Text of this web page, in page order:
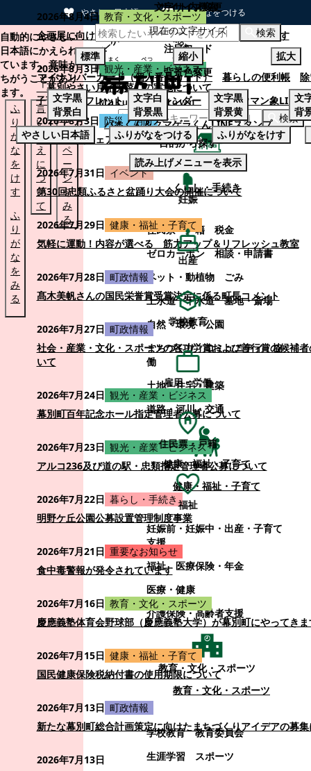
やさしい日本語 ひらがなをつける
本文へスキップする
自動的にやさしい
日本語にかえられ
ています。意味が
ちがうことがあり
ます。
ふ
り
が
な
を
け
す
ふ
り
が
な
を
み
る
言
い
替
え
に
つ
い
て
も
と
の
ペ
ー
ジ
を
み
る
検索
くらし・手続き
くらし・手続き
住民票・戸籍
税金
ゼロカーボン
相談・申請書
ペット・動植物
ごみ
上水道・下水道
墓地・斎場
自然・環境・公園
まちづくり・コミュニティ・協
働
土地・住宅・建築
道路・河川・交通
健康・福祉・子育て
健康・福祉・子育て
妊娠前・妊娠中・出産・子育て
支援
福祉
医療保険・年金
医療・健康
介護保険・高齢者支援
教育・文化・スポーツ
教育・文化・スポーツ
学校教育
教育委員会
生涯学習
スポーツ
2026年8月4日 教育・文化・スポーツ
企画展に向けて：安東ウメ子さんとの思い出を募集します
2026年8月3日 観光・産業・ビジネス
「幕別やさい月イチ菜」の実施について
2026年8月3日 防災・消防
幕別町防災フェアの開催について
2026年7月31日 イベント
第30回忠類ふるさと盆踊り大会の開催について
2026年7月29日 健康・福祉・子育て
気軽に運動！内容が選べる 筋力アップ＆リフレッシュ教室
2026年7月28日 町政情報
髙木美帆さんの国民栄誉賞受賞決定に係る町長コメント
2026年7月27日 町政情報
社会・産業・文化・スポーツの各功労賞および善行賞の候補
いて
2026年7月24日 観光・産業・ビジネス
幕別町百年記念ホール指定管理者公募について
2026年7月23日 観光・産業・ビジネス
アルコ236及び道の駅・忠類指定管理者公募について
2026年7月22日 暮らし・手続き
明野ケ丘公園公募設置管理制度事業
2026年7月21日 重要なお知らせ
食中毒警報が発令されています
2026年7月16日 教育・文化・スポーツ
慶應義塾体育会野球部（慶應義塾大学）が幕別町にやってき
2026年7月15日 健康・福祉・子育て
国民健康保険税納付書の使用期限について
2026年7月13日 町政情報
新たな幕別町総合計画策定に向けたまちづくりアイデアの募
2026年7月13日
サイト内検索
検索
注目ワード
マイナンバーカード（個人番号カード） 暮らしの便利帳
子育てパンフレット
ごみカレンダー
忠類ナウマン象LINE
パオくん＆クマゲラくんLINEスタンプ
目的から探す
妊娠
出産
学校教育
雇用・労働
住民票・戸籍
福祉
文字サイズ変更
現在の文字サイズ
標準
縮小
拡大
背景色変更
文字黒
背景白
文字白
背景黒
文字黒
背景黄
文
背
やさしい日本語
ふりがなをつける ふりがなをけす
読み上げメニューを表示